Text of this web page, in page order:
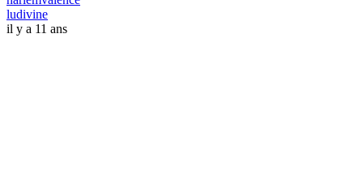
ludivine
il y a 11 ans